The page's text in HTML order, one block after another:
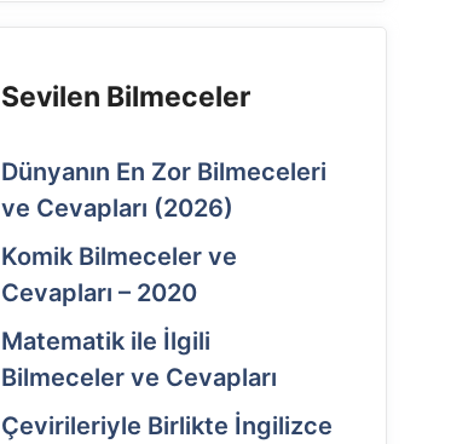
Sevilen Bilmeceler
Dünyanın En Zor Bilmeceleri
ve Cevapları (2026)
Komik Bilmeceler ve
Cevapları – 2020
Matematik ile İlgili
Bilmeceler ve Cevapları
Çevirileriyle Birlikte İngilizce